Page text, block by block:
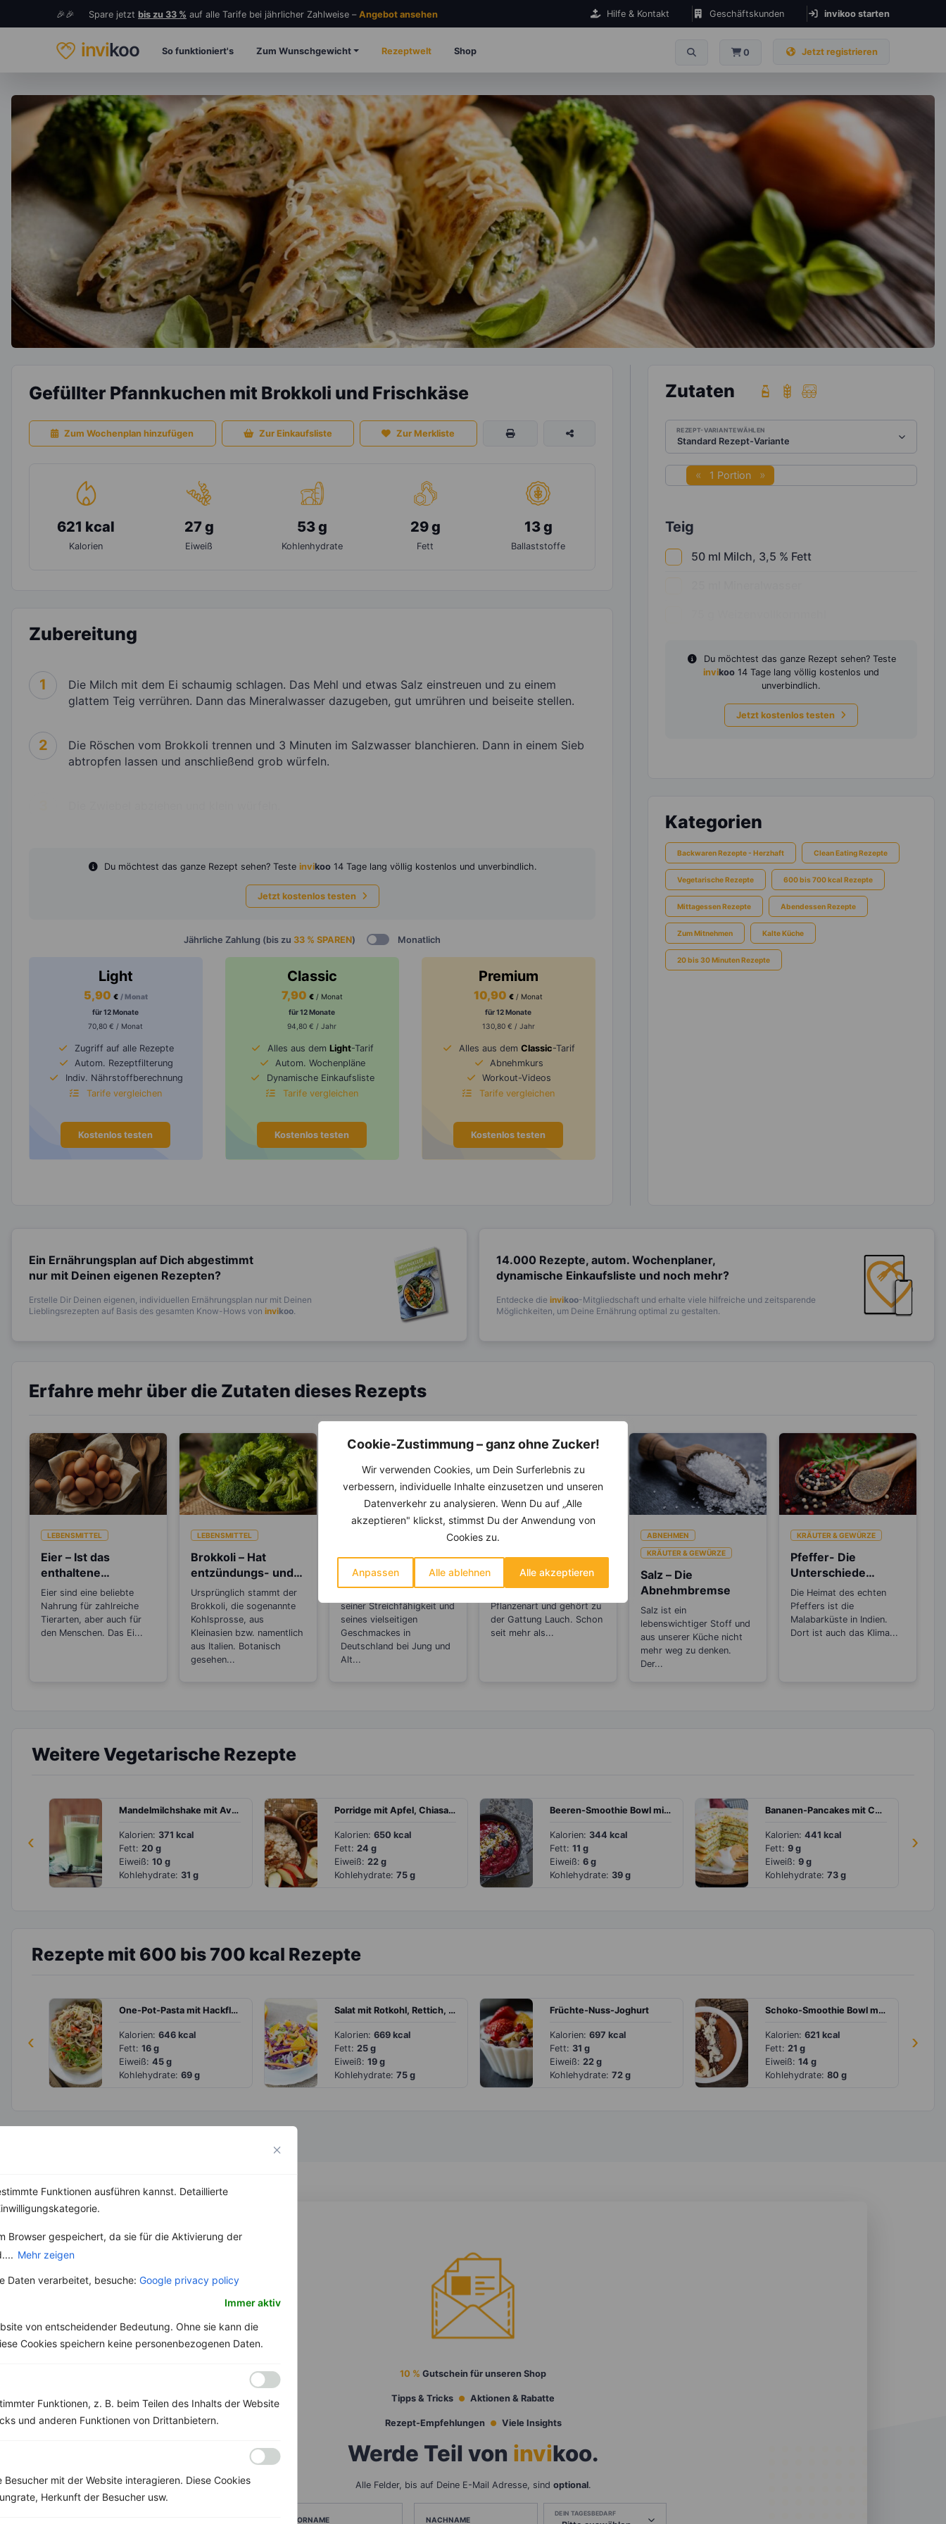
Cookie-Zustimmung – ganz ohne Zucker!
Wir verwenden Cookies, um Dein Surferlebnis zu
verbessern, individuelle Inhalte einzusetzen und unseren
Datenverkehr zu analysieren. Wenn Du auf „Alle
akzeptieren" klickst, stimmst Du der Anwendung von
Cookies zu.
Anpassen Alle ablehnen Alle akzeptieren
Funktionen ausführen kannst. Detaillierte
Browser gespeichert, da sie für die Aktivierung der
Mehr zeigen
Daten verarbeitet, besuche: Google privacy policy
Immer aktiv
von entscheidender Bedeutung. Ohne sie kann die
Cookies speichern keine personenbezogenen Daten.
Funktionen, z. B. beim Teilen des Inhalts der Website
und anderen Funktionen von Drittanbietern.
mit der Website interagieren. Diese Cookies
Herkunft der Besucher usw.
🎉🎉 Spare jetzt bis zu 33 % auf alle Tarife bei jährlicher Zahlweise – Angebot ansehen Hilfe & Kontakt Geschäftskunden invikoo starten
invikoo So funktioniert's Zum Wunschgewicht Rezeptwelt Shop 0 Jetzt registrieren
Gefüllter Pfannkuchen mit Brokkoli und Frischkäse
Zum Wochenplan hinzufügen Zur Einkaufsliste Zur Merkliste
621 kcal
Kalorien
27 g
Eiweiß
53 g
Kohlenhydrate
29 g
Fett
13 g
Ballaststoffe
Zubereitung
1
Die Milch mit dem Ei schaumig schlagen. Das Mehl und etwas Salz einstreuen und zu einem
glattem Teig verrühren. Dann das Mineralwasser dazugeben, gut umrühren und beiseite stellen.
2
Die Röschen vom Brokkoli trennen und 3 Minuten im Salzwasser blanchieren. Dann in einem Sieb
abtropfen lassen und anschließend grob würfeln.
Du möchtest das ganze Rezept sehen? Teste invikoo 14 Tage lang völlig kostenlos und unverbindlich.
Jetzt kostenlos testen
Jährliche Zahlung (bis zu 33 % SPAREN) Monatlich
Light
5,90 € / Monat
für 12 Monate
70,80 € / Monat
Zugriff auf alle Rezepte
Autom. Rezeptfilterung
Indiv. Nährstoffberechnung
Tarife vergleichen
Kostenlos testen
Classic
7,90 € / Monat
für 12 Monate
94,80 € / Jahr
Alles aus dem Light-Tarif
Autom. Wochenpläne
Dynamische Einkaufsliste
Tarife vergleichen
Kostenlos testen
Premium
10,90€ / Monat
für 12 Monate
130,80 € / Jahr
Alles aus dem Classic-Tarif
Abnehmkurs
Workout-Videos
Tarife vergleichen
Kostenlos testen
Zutaten
REZEPT-VARIANTE WÄHLEN
1 Portion
Teig
50 ml Milch, 3,5 % Fett
Du möchtest das ganze Rezept sehen? Teste
invikoo 14 Tage lang völlig kostenlos und
unverbindlich.
Jetzt kostenlos testen
Kategorien
Backwaren Rezepte - Herzhaft Clean Eating Rezepte
Vegetarische Rezepte 600 bis 700 kcal Rezepte
Mittagessen Rezepte Abendessen Rezepte
Zum Mitnehmen Kalte Küche
20 bis 30 Minuten Rezepte
Ein Ernährungsplan auf Dich abgestimmt
nur mit Deinen eigenen Rezepten?
Erstelle Dir Deinen eigenen, individuellen Ernährungsplan nur mit Deinen
Lieblingsrezepten auf Basis des gesamten Know-Hows von invikoo.
14.000 Rezepte, autom. Wochenplaner,
dynamische Einkaufsliste und noch mehr?
Entdecke die invikoo-Mitgliedschaft und erhalte viele hilfreiche und zeitsparende
Möglichkeiten, um Deine Ernährung optimal zu gestalten.
Erfahre mehr über die Zutaten dieses Rezepts
LEBENSMITTEL
Eier – Ist das
enthaltene
Cholesterin
gesundheitsschädlic
h?
Eier sind eine beliebte
Nahrung für zahlreiche
Tierarten, aber auch für
den Menschen. Das Ei...
LEBENSMITTEL
Brokkoli – Hat
entzündungs- und
krebshemmende
Wirkung
Ursprünglich stammt der
Brokkoli, die sogenannte
Kohlsprosse, aus
Kleinasien bzw. namentlich
aus Italien. Botanisch
gesehen...
Frischkäse – viel
mehr als nur ein
Brotaufstrich
seiner Streichfähigkeit und
seines vielseitigen
Geschmackes in
Deutschland bei Jung und
Alt...
Zwiebel –
Natürliches
Antibiotikum und
„Wunder“-Heilmittel
Pflanzenart und gehört zu
der Gattung Lauch. Schon
seit mehr als...
ABNEHMEN
KRÄUTER & GEWÜRZE
Salz – Die
Abnehmbremse
Salz ist ein
lebenswichtiger Stoff und
aus unserer Küche nicht
mehr weg zu denken.
Der...
KRÄUTER & GEWÜRZE
Pfeffer- Die
Unterschiede
zwischen den
Sorten
Die Heimat des echten
Pfeffers ist die
Malabarküste in Indien.
Dort ist auch das Klima...
Weitere Vegetarische Rezepte
‹ ›
Mandelmilchshake mit Avocado
Kalorien: 371 kcal
Fett: 20 g
Eiweiß: 10 g
Kohlehydrate: 31 g
Porridge mit Apfel, Chiasamen und Walnüssen
Kalorien: 650 kcal
Fett: 24 g
Eiweiß: 22 g
Kohlehydrate: 75 g
Beeren-Smoothie Bowl mit Pistazien
Kalorien: 344 kcal
Fett: 11 g
Eiweiß: 6 g
Kohlehydrate: 39 g
Bananen-Pancakes mit Chiasamen
Kalorien: 441 kcal
Fett: 9 g
Eiweiß: 9 g
Kohlehydrate: 73 g
Rezepte mit 600 bis 700 kcal Rezepte
‹ ›
One-Pot-Pasta mit Hackfleisch, Champignons und Paprika
Kalorien: 646 kcal
Fett: 16 g
Eiweiß: 45 g
Kohlehydrate: 69 g
Salat mit Rotkohl, Rettich, Orange und Joghurtdressing
Kalorien: 669 kcal
Fett: 25 g
Eiweiß: 19 g
Kohlehydrate: 75 g
Früchte-Nuss-Joghurt
Kalorien: 697 kcal
Fett: 31 g
Eiweiß: 22 g
Kohlehydrate: 72 g
Schoko-Smoothie Bowl mit Bananen und Haselnüssen
Kalorien: 621 kcal
Fett: 21 g
Eiweiß: 14 g
Kohlehydrate: 80 g
10 % Gutschein für unseren Shop
Tipps & Tricks Aktionen & Rabatte
Rezept-Empfehlungen Viele Insights
Werde Teil von invikoo.
Alle Felder, bis auf Deine E-Mail Adresse, sind optional.
VORNAME NACHNAME
DEIN TAGESBEDARF